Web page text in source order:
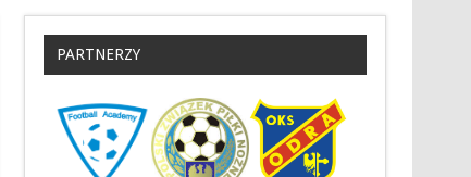
PARTNERZY